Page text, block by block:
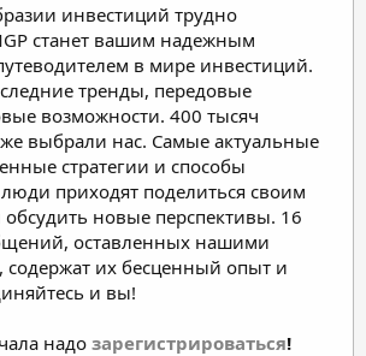
инвестиций трудно
станет вашим надежным
в мире инвестиций.
тренды, передовые
возможности. 400 тысяч
выбрали нас. Самые актуальные
стратегии и способы
приходят поделиться своим
новые перспективы. 16
оставленных нашими
содержат их бесценный опыт и
и вы!
надо зарегистрироваться!